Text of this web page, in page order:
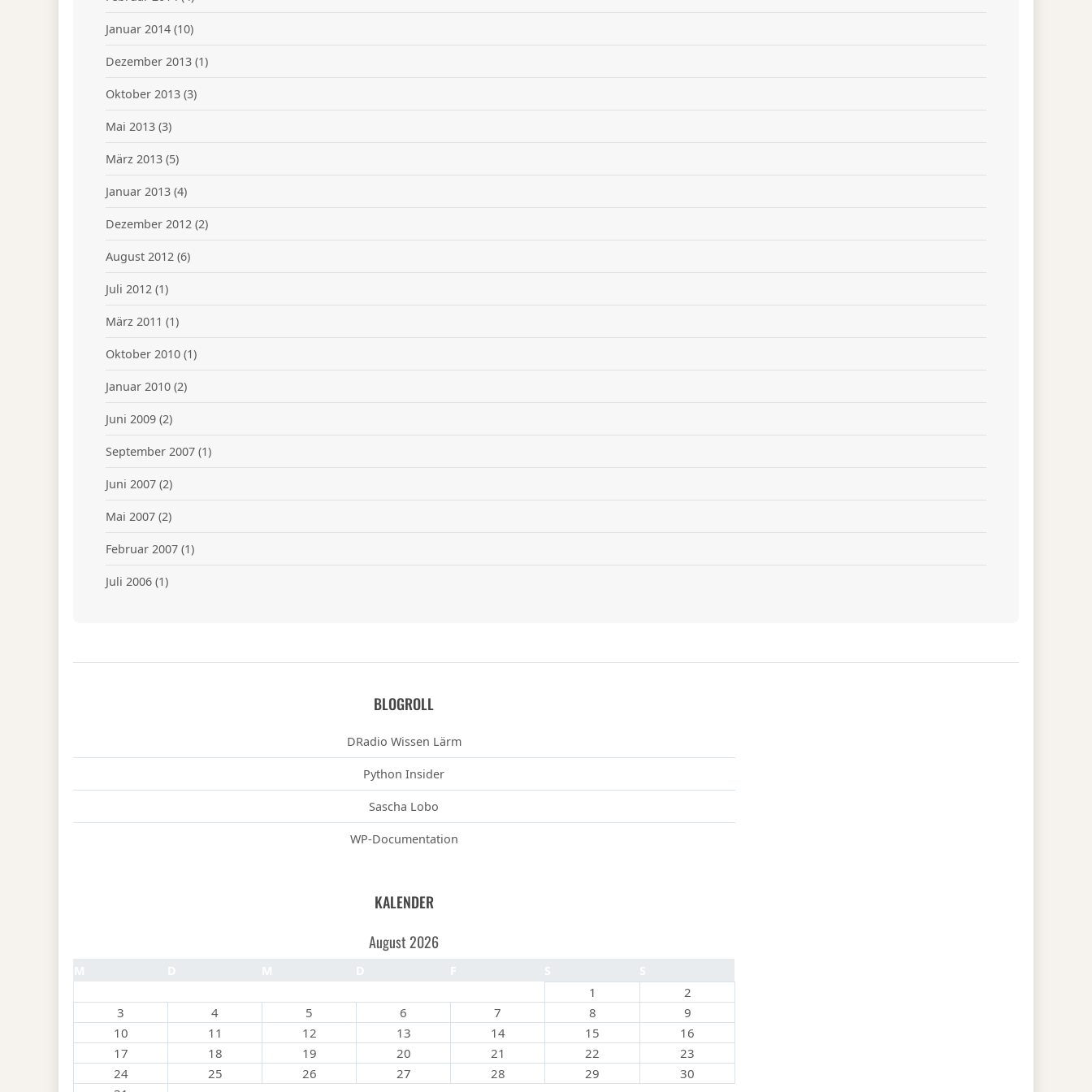
Januar 2014 (10)
Dezember 2013 (1)
Oktober 2013 (3)
Mai 2013 (3)
März 2013 (5)
Januar 2013 (4)
Dezember 2012 (2)
August 2012 (6)
Juli 2012 (1)
März 2011 (1)
Oktober 2010 (1)
Januar 2010 (2)
Juni 2009 (2)
September 2007 (1)
Juni 2007 (2)
Mai 2007 (2)
Februar 2007 (1)
Juli 2006 (1)
BLOGROLL
DRadio Wissen Lärm
Python Insider
Sascha Lobo
WP-Documentation
KALENDER
August 2026
1
2
3
4 5 6 7 8
9
10
11 12 13 14 15
16
17
18 19 20 21 22
23
24
25 26 27 28 29
30